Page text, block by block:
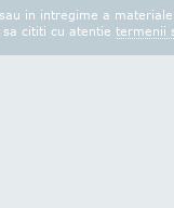
in intregime a
cititi cu atentie termenii